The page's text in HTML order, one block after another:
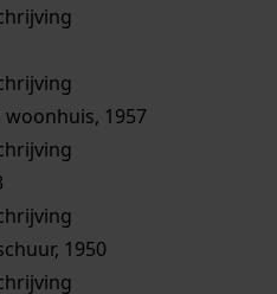
1957
1950